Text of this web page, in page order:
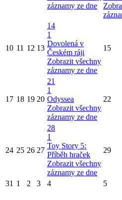
záznamy ze dne
10 11 12 13
14
1
Dovolená v
Českém ráji
Zobrazit všechny
záznamy ze dne
15
17 18 19 20
21
1
Odyssea
Zobrazit všechny
záznamy ze dne
22
24 25 26 27
28
1
Toy Story 5:
Příběh hraček
Zobrazit všechny
záznamy ze dne
29
31 1 2 3 4 5